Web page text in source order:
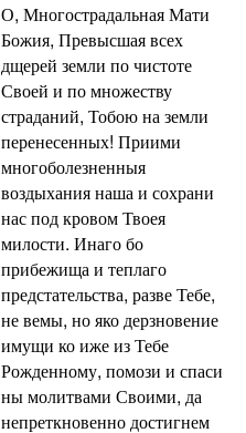
О, Многострадальная Мати
Божия, Превысшая всех
дщерей земли по чистоте
Своей и по множеству
страданий, Тобою на земли
перенесенных! Приими
многоболезненныя
воздыхания наша и сохрани
нас под кровом Твоея
милости. Инаго бо
прибежища и теплаго
предстательства, разве Тебе,
не вемы, но яко дерзновение
имущи ко иже из Тебе
Рожденному, помози и спаси
ны молитвами Своими, да
непреткновенно достигнем